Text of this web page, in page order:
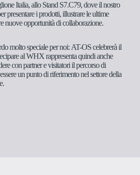
Italia, allo Stand S7.C79, dove il nostro
presentare i prodotti, illustrare le ultime
nuove opportunità di collaborazione.
molto speciale per noi: AT-OS celebrerà il
al WHX rappresenta quindi anche
con partner e visitatori il percorso di
un punto di riferimento nel settore della